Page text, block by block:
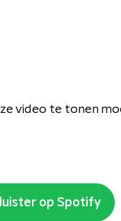
video te tonen
op Spotify